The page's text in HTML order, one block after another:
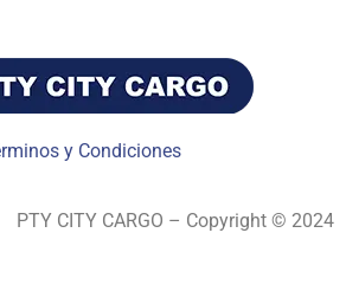
y Condiciones
PTY CITY CARGO – Copyright © 2024